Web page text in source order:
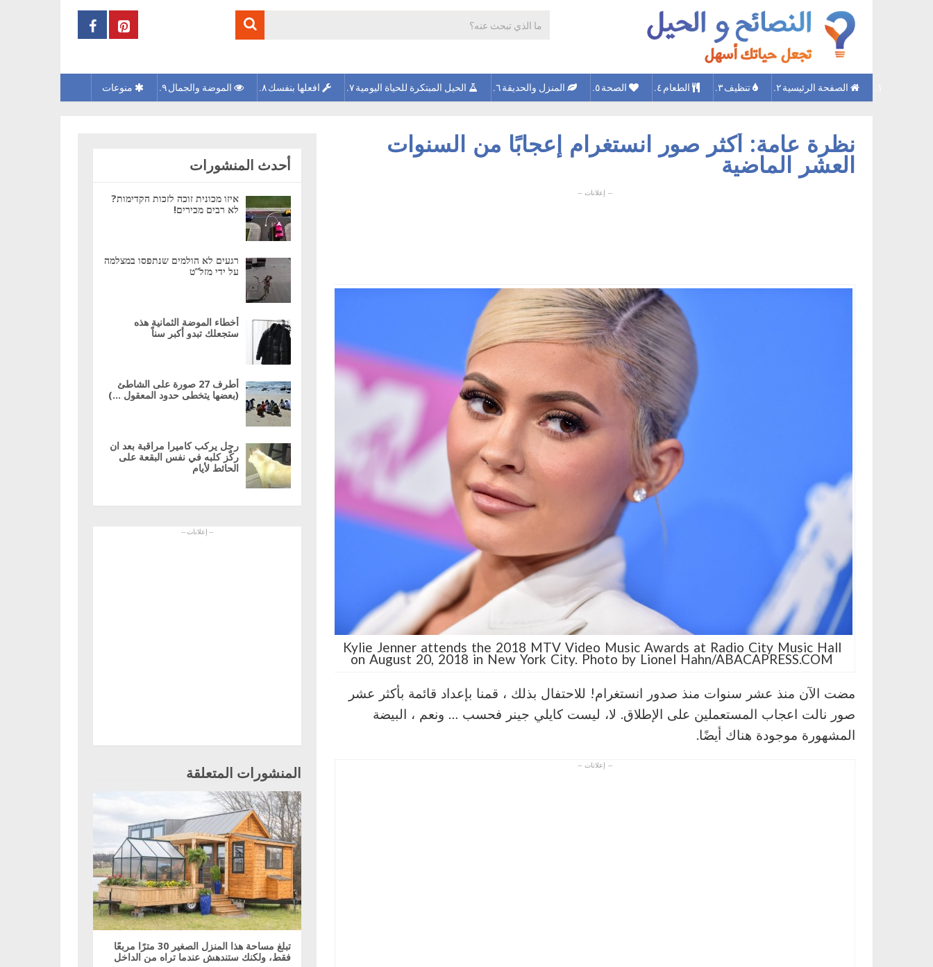
الصفحة الرئيسية تنظيف الطعام الصحة المنزل والحديقة الحيل المبتكرة للحياة اليومية افعلها بنفسك الموضة والجمال منوعات
نظرة عامة: أكثر صور انستغرام إعجابًا من السنوات
العشر الماضية
Kylie Jenner attends the 2018 MTV Video Music Awards at Radio City Music Hall
on August 20, 2018 in New York City. Photo by Lionel Hahn/ABACAPRESS.COM
مضت الآن منذ عشر سنوات منذ صدور انستغرام! للاحتفال بذلك ، قمنا بإعداد قائمة بأكثر عشر
صور نالت اعجاب المستعملين على الإطلاق. لا، ليست كايلي جينر فحسب … ونعم ، البيضة
المشهورة موجودة هناك أيضًا.
أحدث المنشورات
איזו מכונית זוכה לזכות הקדימות?
לא רבים מכירים!
רגעים לא הולמים שנתפסו במצלמה
על ידי מזל”ט
أخطاء الموضة الثمانية هذه
ستجعلك تبدو أكبر سناً
أطرف 27 صورة على الشاطئ
(بعضها يتخطى حدود المعقول …)
رجل يركب كاميرا مراقبة بعد ان
ركّز كلبه في نفس البقعة على
الحائط لأيام
المنشورات المتعلقة
تبلغ مساحة هذا المنزل الصغير 30 مترًا مربعًا
فقط، ولكنك ستندهش عندما تراه من الداخل